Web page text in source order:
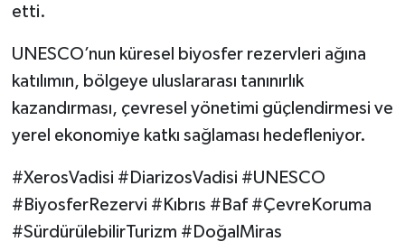
etti.
UNESCO’nun küresel biyosfer rezervleri ağına
katılımın, bölgeye uluslararası tanınırlık
kazandırması, çevresel yönetimi güçlendirmesi ve
yerel ekonomiye katkı sağlaması hedefleniyor.
#XerosVadisi #DiarizosVadisi #UNESCO
#BiyosferRezervi #Kıbrıs #Baf #ÇevreKoruma
#SürdürülebilirTurizm #DoğalMiras